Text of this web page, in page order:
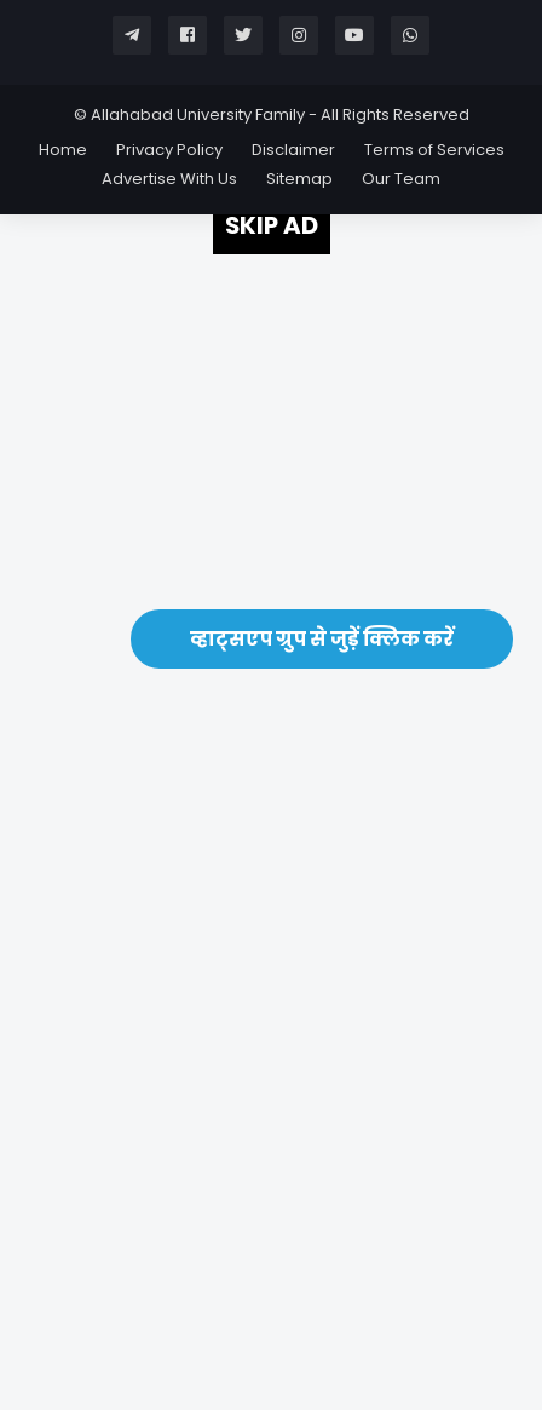
व्हाट्सएप ग्रुप से जुड़ें क्लिक करें
© Allahabad University Family - All Rights Reserved
Home
Privacy Policy Disclaimer
Terms of Services
Advertise With Us
Sitemap Our Team
SKIP AD